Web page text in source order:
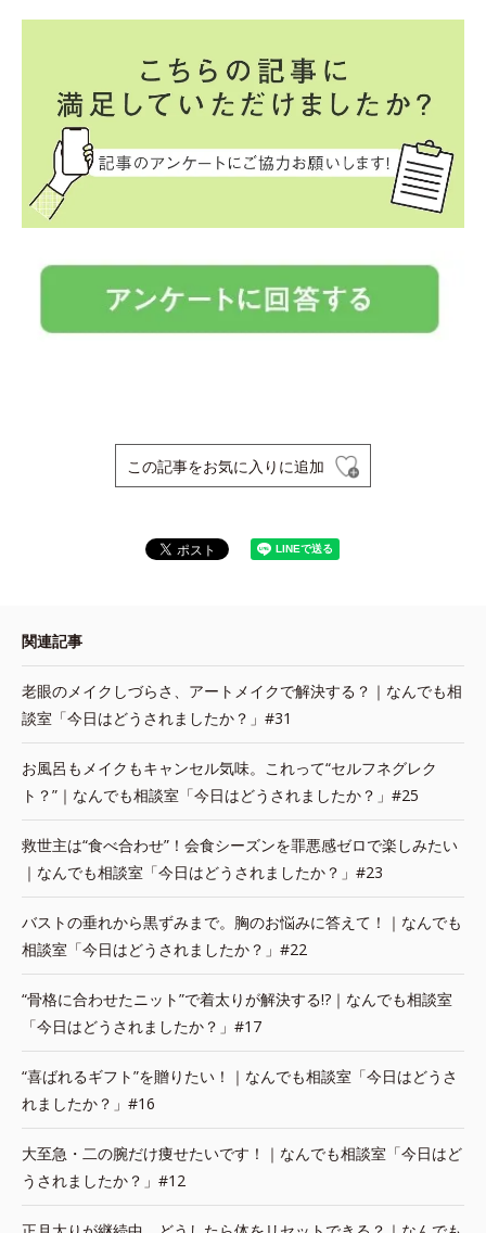
この記事をお気に入りに追加
関連記事
老眼のメイクしづらさ、アートメイクで解決する？｜なんでも相
談室「今日はどうされましたか？」#31
お風呂もメイクもキャンセル気味。これって“セルフネグレク
ト？”｜なんでも相談室「今日はどうされましたか？」#25
救世主は“食べ合わせ”！会食シーズンを罪悪感ゼロで楽しみたい
｜なんでも相談室「今日はどうされましたか？」#23
バストの垂れから黒ずみまで。胸のお悩みに答えて！｜なんでも
相談室「今日はどうされましたか？」#22
“骨格に合わせたニット”で着太りが解決する!?｜なんでも相談室
「今日はどうされましたか？」#17
“喜ばれるギフト”を贈りたい！｜なんでも相談室「今日はどうさ
れましたか？」#16
大至急・二の腕だけ痩せたいです！｜なんでも相談室「今日はど
うされましたか？」#12